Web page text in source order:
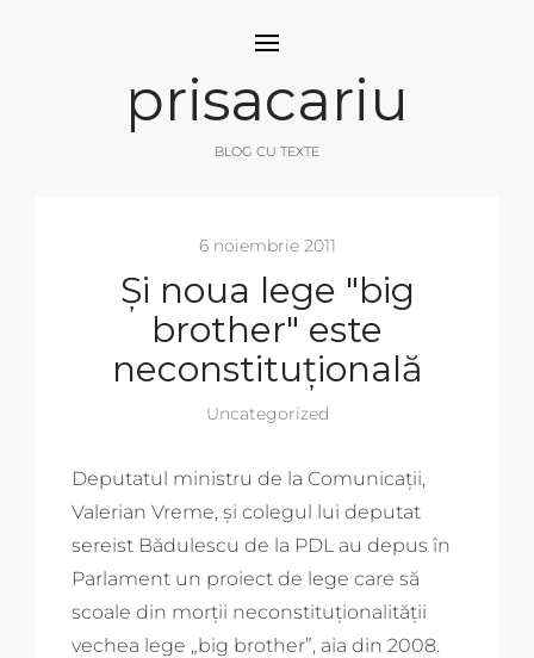
prisacariu
BLOG CU TEXTE
6 noiembrie 2011
Și noua lege "big
brother" este
neconstituțională
Uncategorized
Deputatul ministru de la Comunicații,
Valerian Vreme, și colegul lui deputat
sereist Bădulescu de la PDL au depus în
Parlament un proiect de lege care să
scoale din morții neconstituționalității
vechea lege „big brother”, aia din 2008.